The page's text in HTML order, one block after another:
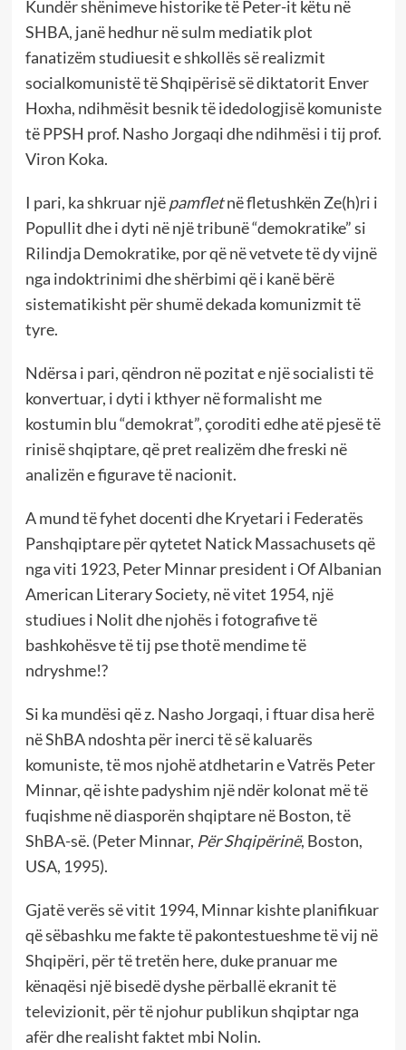
Kundër shënimeve historike të Peter-it këtu në
SHBA, janë hedhur në sulm mediatik plot
fanatizëm studiuesit e shkollës së realizmit
socialkomunistë të Shqipërisë së diktatorit Enver
Hoxha, ndihmësit besnik të idedologjisë komuniste
të PPSH prof. Nasho Jorgaqi dhe ndihmësi i tij prof.
Viron Koka.
I pari, ka shkruar njëpamfletnë fletushkën Ze(h)ri i
Popullit dhe i dyti në një tribunë “demokratike” si
Rilindja Demokratike, por që në vetvete të dy vijnë
nga indoktrinimi dhe shërbimi që i kanë bërë
sistematikisht për shumë dekada komunizmit të
tyre.
Ndërsa i pari, qëndron në pozitat e një socialisti të
konvertuar, i dyti i kthyer në formalisht me
kostumin blu “demokrat”, çoroditi edhe atë pjesë të
rinisë shqiptare, që pret realizëm dhe freski në
analizën e figurave të nacionit.
A mund të fyhet docenti dhe Kryetari i Federatës
Panshqiptare për qytetet Natick Massachusets që
nga viti 1923, Peter Minnar president i Of Albanian
American Literary Society, në vitet 1954, një
studiues i Nolit dhe njohës i fotografive të
bashkohësve të tij pse thotë mendime të
ndryshme!?
Si ka mundësi që z. Nasho Jorgaqi, i ftuar disa herë
në ShBA ndoshta për inerci të së kaluarës
komuniste, të mos njohë atdhetarin e Vatrës Peter
Minnar, që ishte padyshim një ndër kolonat më të
fuqishme në diasporën shqiptare në Boston, të
ShBA-së. (Peter Minnar, Për Shqipërinë, Boston,
USA, 1995).
Gjatë verës së vitit 1994, Minnar kishte planifikuar
që sëbashku me fakte të pakontestueshme të vij në
Shqipëri, për të tretën here, duke pranuar me
kënaqësi një bisedë dyshe përballë ekranit të
televizionit, për të njohur publikun shqiptar nga
afër dhe realisht faktet mbi Nolin.